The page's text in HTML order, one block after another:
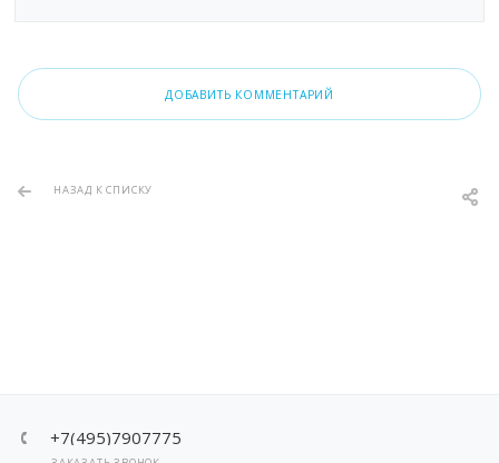
ДОБАВИТЬ КОММЕНТАРИЙ
НАЗАД К СПИСКУ
+7(495)7907775